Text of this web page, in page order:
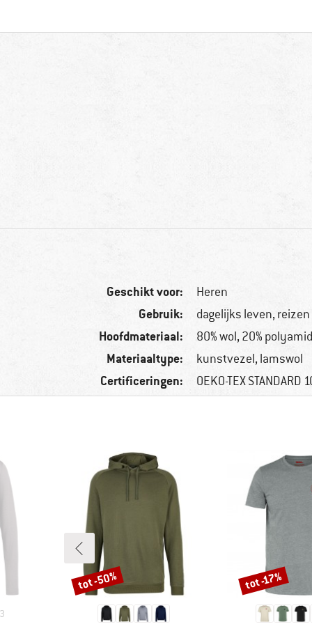
Geschikt voor: Heren
Gebruik: dagelijks leven, reizen
Hoofdmateriaal: 80% wol, 20%
Materiaaltype: kunstvezel, lamswol
Certificeringen: OEKO-TEX STANDARD
3
Korting
tot -50% Korting
tot -17%